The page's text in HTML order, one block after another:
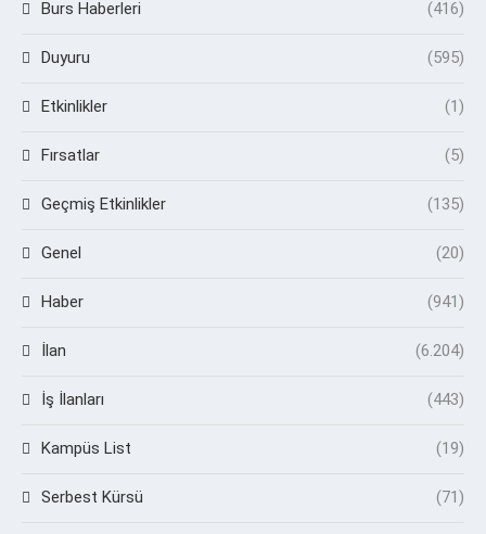
Burs Haberleri (416)
Duyuru (595)
Etkinlikler (1)
Fırsatlar (5)
Geçmiş Etkinlikler (135)
Genel (20)
Haber (941)
İlan (6.204)
İş İlanları (443)
Kampüs List (19)
Serbest Kürsü (71)